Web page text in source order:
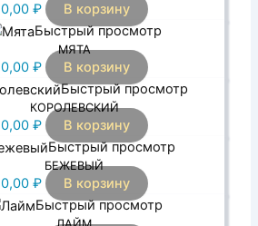
0,00 ₽
В корзину
Быстрый просмотр
МЯТА
0,00 ₽
В корзину
Быстрый просмотр
КОРОЛЕВСКИЙ
0,00 ₽
В корзину
Быстрый просмотр
БЕЖЕВЫЙ
0,00 ₽
В корзину
Быстрый просмотр